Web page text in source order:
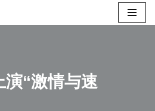
“激情与速